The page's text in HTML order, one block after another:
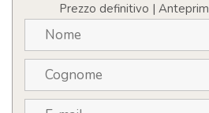
materiale
riciclato
certificato
GRS
Reclaim
14L
quantità
Prezzo definitivo |